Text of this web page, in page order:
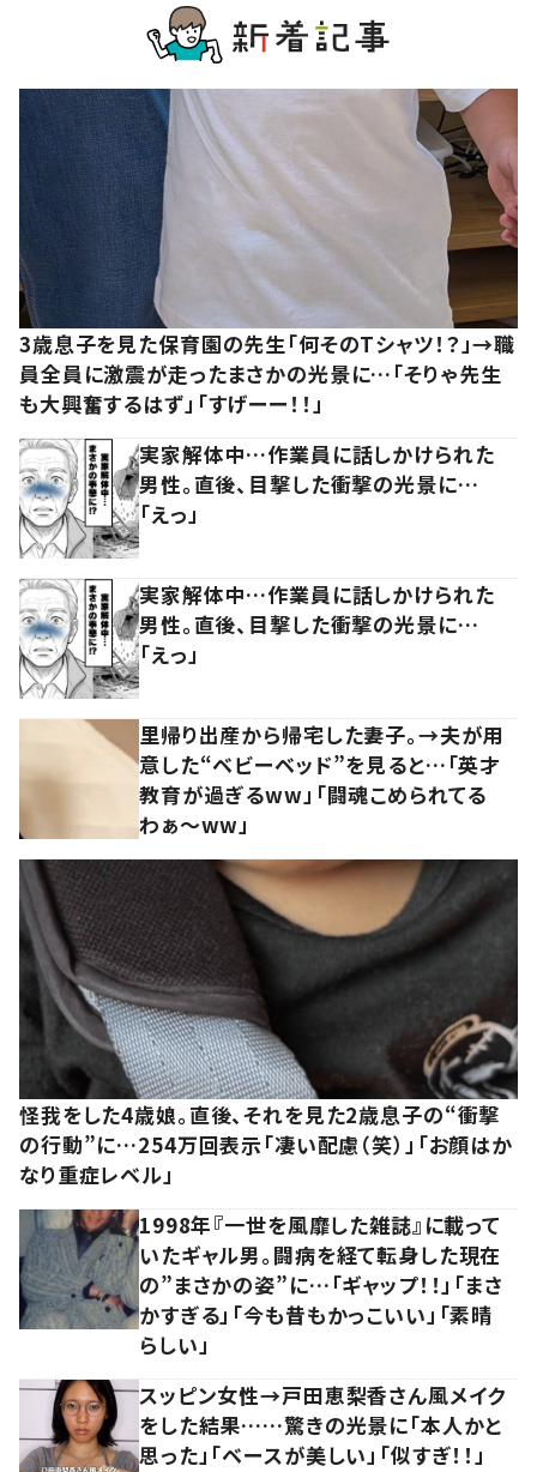
3歳息子を見た保育園の先生「何そのTシャツ！？」→職
員全員に激震が走ったまさかの光景に…「そりゃ先生
も大興奮するはず」「すげーー！！」
実家解体中…作業員に話しかけられた
男性。直後、目撃した衝撃の光景に…
「えっ」
実家解体中…作業員に話しかけられた
男性。直後、目撃した衝撃の光景に…
「えっ」
里帰り出産から帰宅した妻子。→夫が用
意した“ベビーベッド”を見ると…「英才
教育が過ぎるww」「闘魂こめられてる
わぁ～ww」
怪我をした4歳娘。直後、それを見た2歳息子の“衝撃
の行動”に…254万回表示「凄い配慮（笑）」「お顔はか
なり重症レベル」
1998年『一世を風靡した雑誌』に載って
いたギャル男。闘病を経て転身した現在
の”まさかの姿”に…「ギャップ！！」「まさ
かすぎる」「今も昔もかっこいい」「素晴
らしい」
スッピン女性→戸田恵梨香さん風メイク
をした結果……驚きの光景に「本人かと
思った」「ベースが美しい」「似すぎ！！」